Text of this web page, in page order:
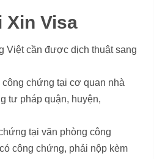
Xin Visa
Việt cần được dịch thuật sang
chứng tại cơ quan nhà
tư pháp quận, huyện,
tại văn phòng công
công chứng, phải nộp kèm